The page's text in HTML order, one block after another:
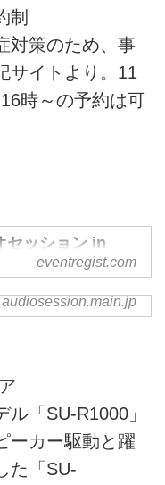
制
対策のため、事
サイトより。11
時～の予約は可
セッション in
来場予約｜
（イベントレジ
eventregist.com
セッション in
audiosession.main.jp
「SU-R1000」
ーカー駆動と躍
た「SU-